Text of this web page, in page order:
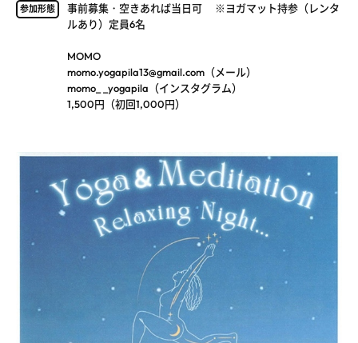
参加形態
事前募集・空きあれば当日可 ※ヨガマット持参（レンタ
ルあり）定員6名
MOMO
momo.yogapila13@gmail.com（メール）
momo_ _yogapila（インスタグラム）
1,500円（初回1,000円）